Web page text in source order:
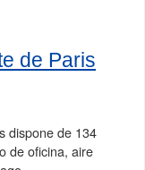
de Paris
dispone de 134
de oficina, aire